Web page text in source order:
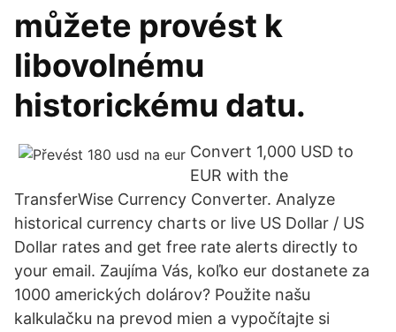
můžete provést k
libovolnému
historickému datu.
Convert 1,000 USD to
EUR with the
TransferWise Currency Converter. Analyze
historical currency charts or live US Dollar / US
Dollar rates and get free rate alerts directly to
your email. Zaujíma Vás, koľko eur dostanete za
1000 amerických dolárov? Použite našu
kalkulačku na prevod mien a vypočítajte si